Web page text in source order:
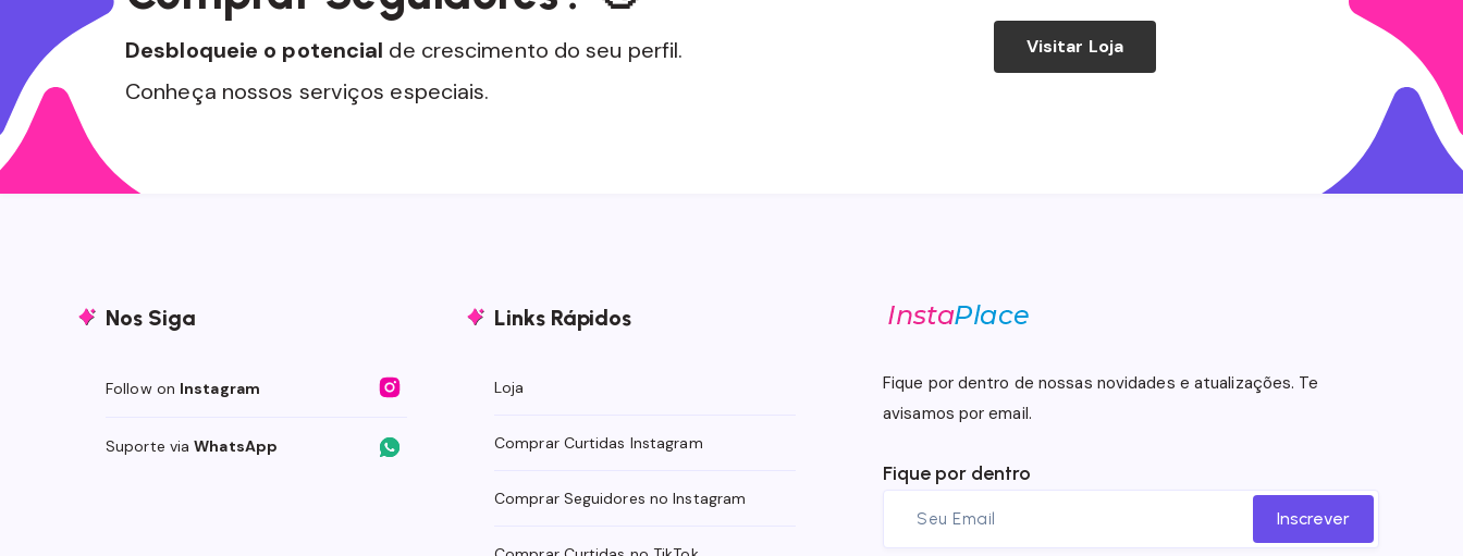
Desbloqueie o potencial de crescimento do seu perfil.
Conheça nossos serviços especiais.
Visitar Loja
Nos Siga
Follow on Instagram
Suporte viaWhatsApp
Links Rápidos
Loja
Comprar Curtidas Instagram
Comprar Seguidores no Instagram
Fique por dentro de nossas novidades e atualizações. Te
avisamos por email.
Fique por dentro
Inscrever